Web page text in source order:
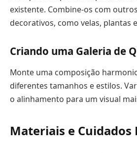
existente. Combine-os com
decorativos, como velas, plantas
Criando uma Galeria de
Monte uma composição
diferentes tamanhos e estilos.
o alinhamento para um visual
Materiais e Cuidados